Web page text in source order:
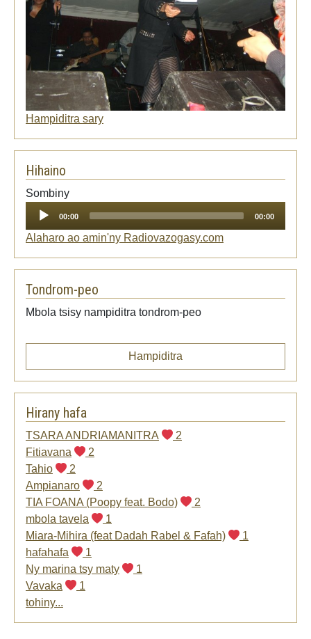
Hampiditra sary
Hihaino
SombinyAudio
Player
00:00 00:00
Alaharo ao amin'ny Radiovazogasy.com
Tondrom-peo
Mbola tsisy nampiditra tondrom-peo
Hampiditra
Hirany hafa
TSARA ANDRIAMANITRA
2
Fitiavana
2
Tahio
2
Ampianaro
2
TIA FOANA (Poopy feat. Bodo)
2
mbola tavela
1
Miara-Mihira (feat Dadah Rabel & Fafah)
1
hafahafa
1
Ny marina tsy maty
1
Vavaka
1
tohiny...